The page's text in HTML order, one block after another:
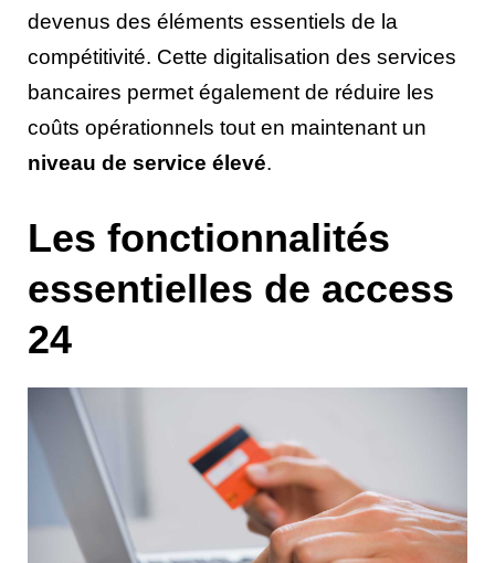
devenus des éléments essentiels de la
compétitivité. Cette digitalisation des services
bancaires permet également de réduire les
coûts opérationnels tout en maintenant un
niveau de service élevé.
Les fonctionnalités
essentielles de access
24